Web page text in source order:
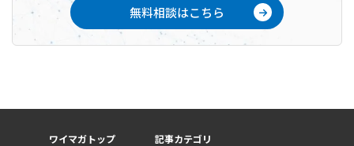
無料相談はこちら
ワイマガトップ
記事カテゴリ